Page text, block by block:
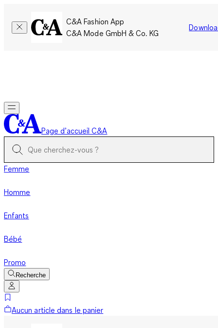
C&A Fashion App
C&A Mode GmbH & Co. KG
Page d’accueil C&A
Femme
Homme
Enfants
Bébé
Promo
Recherche
Aucun article dans le panier